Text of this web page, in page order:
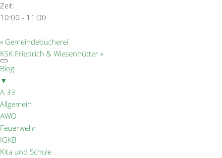
Zeit:
10:00 - 11:00
« Gemeindebücherei
KSK Friedrich & Wiesenhütter »
Blog
▼
A 33
Allgemein
AWO
Feuerwehr
IGKB
Kita und Schule